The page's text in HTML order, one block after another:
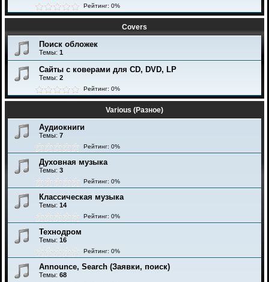
Рейтинг: 0%
Covers
Поиск обложек
Темы: 1
Сайты с коверами для CD, DVD, LP
Темы: 2
Рейтинг: 0%
Various (Разное)
Аудиокниги
Темы: 7
Рейтинг: 0%
Духовная музыка
Темы: 3
Рейтинг: 0%
Классическая музыка
Темы: 14
Рейтинг: 0%
Технодром
Темы: 16
Рейтинг: 0%
Announce, Search (Заявки, поиск)
Темы: 68